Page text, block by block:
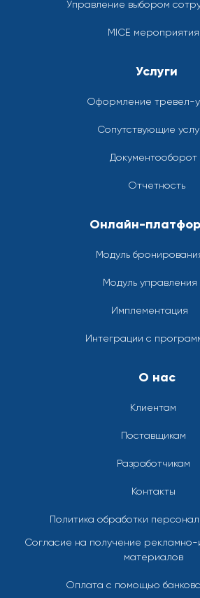
Управление выбором
MICE мероприятия
Услуги
Оформление тревел-
Сопутствующие
Документооборот
Отчетность
Онлайн-
Модуль
Модуль управления
Имплементация
Интеграции с
О нас
Клиентам
Поставщикам
Разработчикам
Контакты
Политика обработки
Согласие на получение
материалов
Оплата с помощью